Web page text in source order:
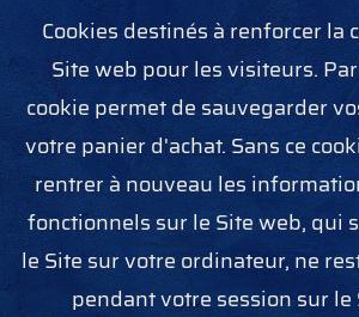
Cookies destinés à renforcer la
Site web pour les visiteurs.
cookie permet de sauvegarder
votre panier d'achat. Sans ce
rentrer à nouveau les
fonctionnels sur le Site web, qui
le Site sur votre ordinateur, ne
pendant votre session sur le